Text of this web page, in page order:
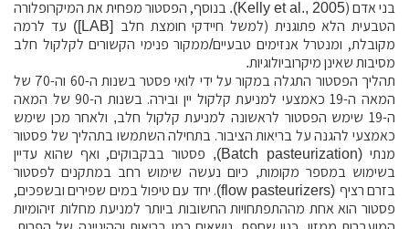
בני אדם (Kelly et al., 2005
). בנוסף, הפסטור מפחית את המיקרופלורה
הטבעית הלא פתוגנית (למשל חיידקי חומצת חלב [
LAB
]) עד לרמה
מקובלת, ומנטרל אנזימים טבעיים/ממקור פנימי הקשורים לקלקול חלב
מסיבות שאינן מיקרוביולוגיות.
תהליך הפסטור התגלה
במקור על ידי לואי פסטר בשנות ה-60 וה-70 של
המאה ה-19
כאמצעי
למניעת קלקול יין ובירה. בשנות ה-90 של המאה
ה-19
שימש הפסטור לראשונה למניעת קלקול חלב, ולאחר מכן שימש
כאמצעי להגנה על בריאות הציבור. בתחילה השתמשו בתהליך של פסטור
מנתי(
Batch pasteurization
), פסטור בבקבוקים, ואף שהוא עדיין
בשימוש במספר מקומות, כיום נעשה שימוש רחב במתקנים לפסטור
בזרם רציף (
flow pasteurizers
). יחד עם טיפול במים שפירים ובשפכים,
פסטור הוא אחת מההתפתחויות החשובות ביותר למניעת מחלות זיהומיות